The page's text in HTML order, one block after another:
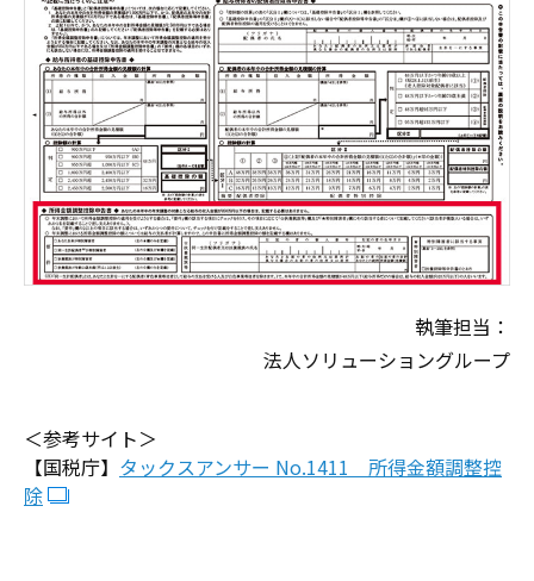
執筆担当：
法人ソリューショングループ
＜参考サイト＞
【国税庁】 タックスアンサー No.1411 所得金額調整控
除